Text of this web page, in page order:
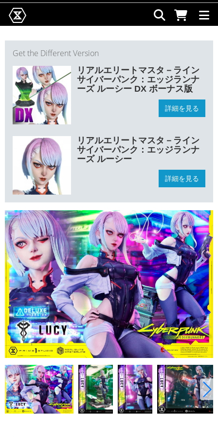
Get the Different Version
リアルエリートマスタ－ライン
サイバーパンク：エッジランナ
ーズ ルーシー DX ボーナス版
詳細を見る
リアルエリートマスタ－ライン
サイバーパンク：エッジランナ
ーズ ルーシー
詳細を見る